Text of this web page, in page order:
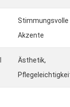
Stimmungsvolle
Akzente
Ästhetik,